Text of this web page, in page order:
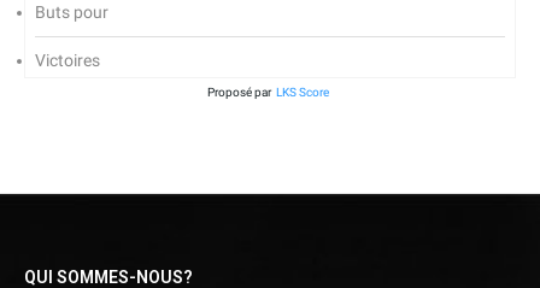
Buts pour
Victoires
Proposé par LKS Score
QUI SOMMES-NOUS?